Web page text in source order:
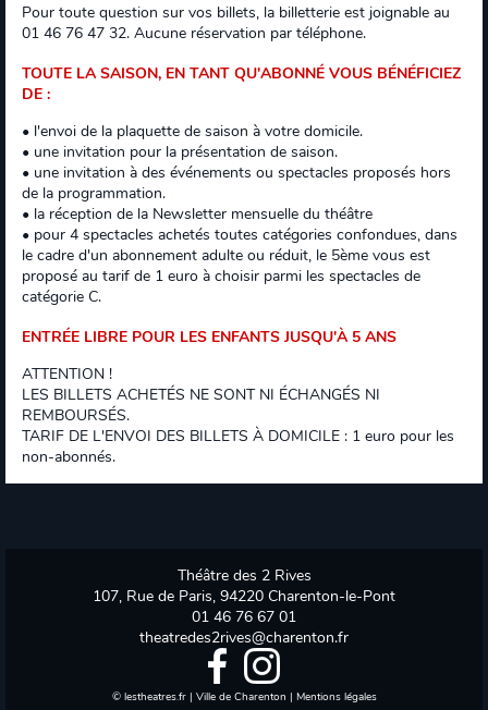
Pour toute question sur vos billets, la billetterie est joignable au
01 46 76 47 32. Aucune réservation par téléphone.
TOUTE LA SAISON, EN TANT QU'ABONNÉ VOUS BÉNÉFICIEZ
DE :
• l'envoi de la plaquette de saison à votre domicile.
• une invitation pour la présentation de saison.
• une invitation à des événements ou spectacles proposés hors
de la programmation.
• la réception de la Newsletter mensuelle du théâtre
• pour 4 spectacles achetés toutes catégories confondues, dans
le cadre d'un abonnement adulte ou réduit, le 5ème vous est
proposé au tarif de 1 euro à choisir parmi les spectacles de
catégorie C.
ENTRÉE LIBRE POUR LES ENFANTS JUSQU'À 5 ANS
ATTENTION !
LES BILLETS ACHETÉS NE SONT NI ÉCHANGÉS NI
REMBOURSÉS.
TARIF DE L'ENVOI DES BILLETS À DOMICILE : 1 euro pour les
non-abonnés.
Théâtre des 2 Rives
107, Rue de Paris, 94220 Charenton-le-Pont
01 46 76 67 01
theatredes2rives@charenton.fr
© lestheatres.fr| Ville de Charenton | Mentions légales